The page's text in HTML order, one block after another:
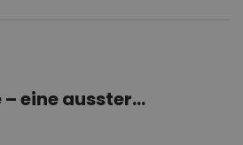
eine ausster...